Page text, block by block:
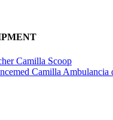
Camilla Scoop
Camilla Ambulancia